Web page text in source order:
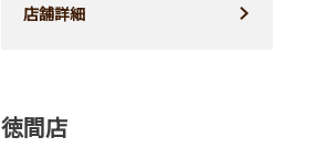
店舗詳細
徳間店